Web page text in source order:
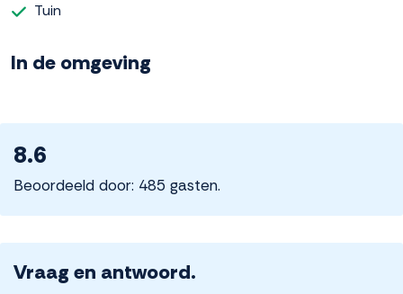
Tuin
In de omgeving
8.6
Beoordeeld door: 485 gasten.
Vraag en antwoord.